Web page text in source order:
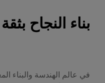
بناء النجاح بثقة
في عالم الهندسة والبناء